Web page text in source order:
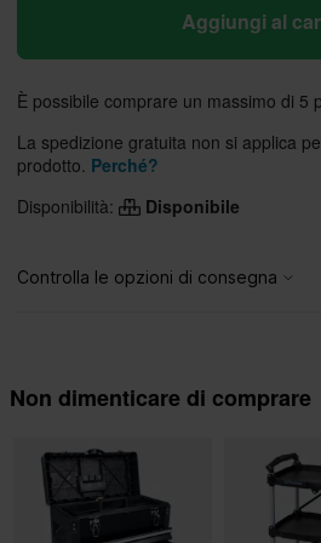
Aggiungi al
È possibile comprare un massimo di 5
La spedizione gratuita non si applica
prodotto. Perché?
Disponibilità:
Disponibile
Non dimenticare di comprare